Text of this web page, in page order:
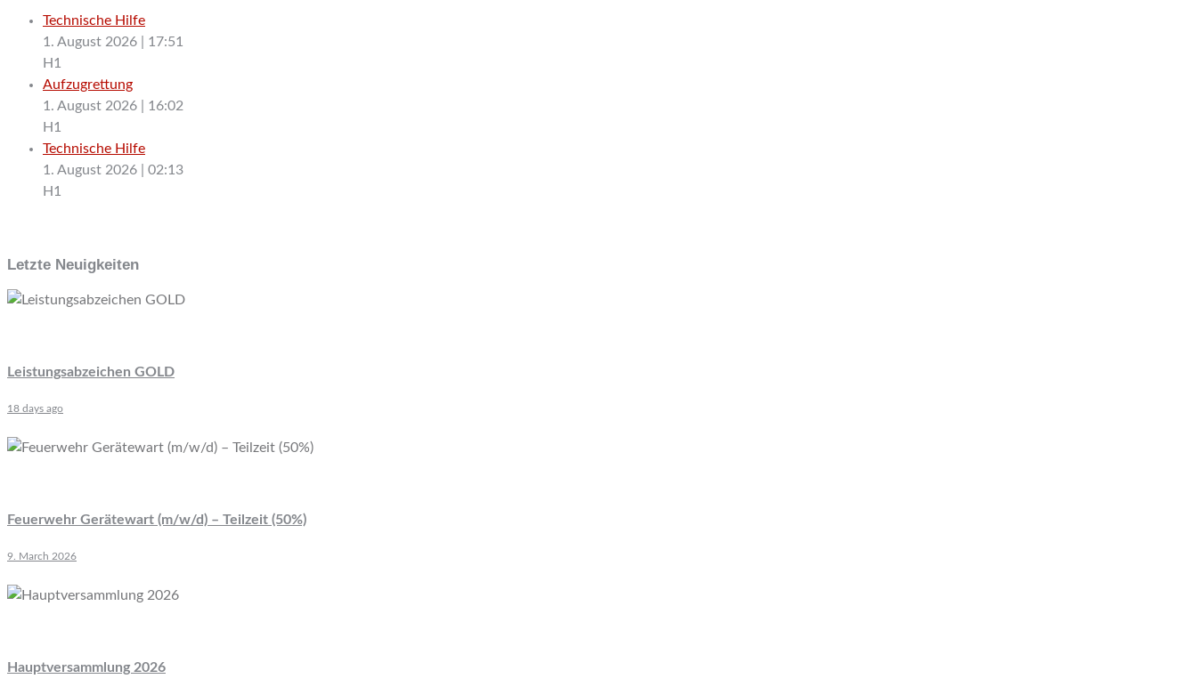
Technische Hilfe
1. August 2026
17:51
H1
Aufzugrettung
1. August 2026
16:02
H1
Technische Hilfe
1. August 2026
02:13
H1
Letzte Neuigkeiten
Leistungsabzeichen GOLD
18 days ago
Feuerwehr Gerätewart (m/w/d) – Teilzeit (50%)
9. March 2026
Hauptversammlung 2026